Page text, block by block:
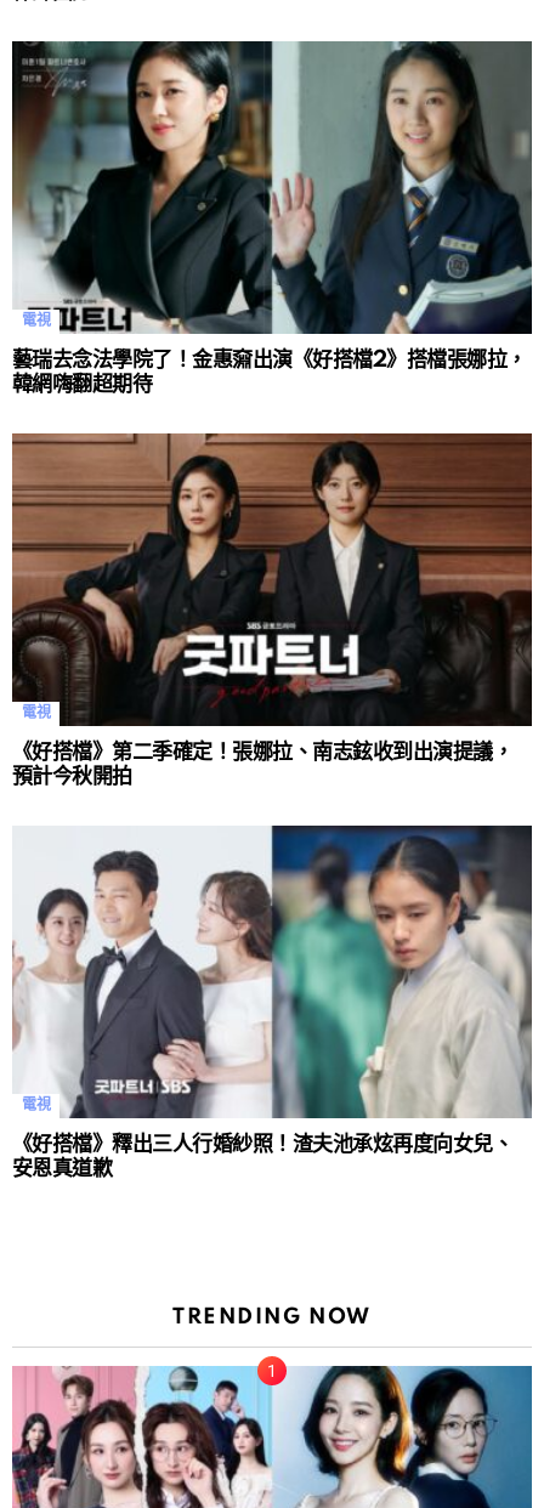
電視
藝瑞去念法學院了！金惠奫出演《好搭檔2》搭檔張娜拉，
韓網嗨翻超期待
電視
《好搭檔》第二季確定！張娜拉、南志鉉收到出演提議，
預計今秋開拍
電視
《好搭檔》釋出三人行婚紗照！渣夫池承炫再度向女兒、
安恩真道歉
TRENDING NOW